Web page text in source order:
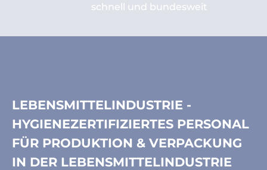
schnell und bundesweit
LEBENSMITTELINDUSTRIE -
HYGIENEZERTIFIZIERTES PERSONAL
FÜR PRODUKTION & VERPACKUNG
IN DER LEBENSMITTELINDUSTRIE